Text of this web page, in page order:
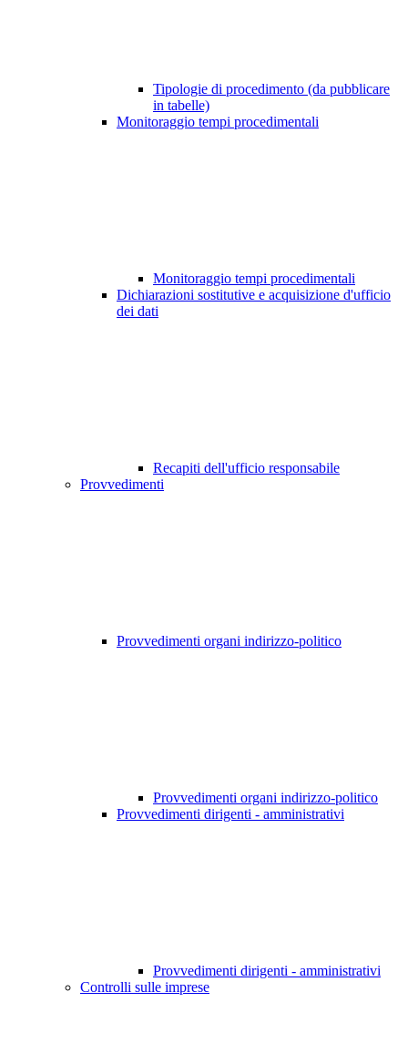
Tipologie di procedimento (da pubblicare
in tabelle)
Monitoraggio tempi procedimentali
Monitoraggio tempi procedimentali
Dichiarazioni sostitutive e acquisizione d'ufficio
dei dati
Recapiti dell'ufficio responsabile
Provvedimenti
Provvedimenti organi indirizzo-politico
Provvedimenti organi indirizzo-politico
Provvedimenti dirigenti - amministrativi
Provvedimenti dirigenti - amministrativi
Controlli sulle imprese